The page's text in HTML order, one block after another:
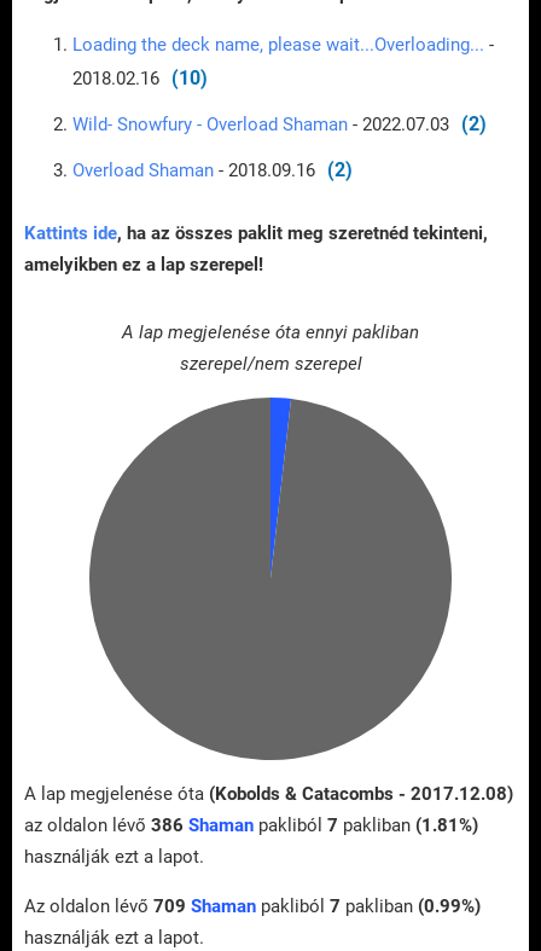
Loading the deck name, please wait...Overloading... -
2018.02.16
(10)
Wild- Snowfury - Overload Shaman - 2022.07.03 (2)
Overload Shaman - 2018.09.16 (2)
Kattints ide, ha az összes paklit meg szeretnéd tekinteni,
amelyikben ez a lap szerepel!
A lap megjelenése óta ennyi pakliban
szerepel/nem szerepel
A lap megjelenése óta (Kobolds & Catacombs - 2017.12.08)
az oldalon lévő 386 Shaman pakliból 7 pakliban (1.81%)
használják ezt a lapot.
Az oldalon lévő 709 Shaman pakliból 7 pakliban (0.99%)
használják ezt a lapot.